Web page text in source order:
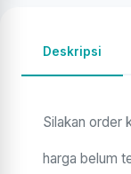
Deskripsi
Silakan order
harga belum